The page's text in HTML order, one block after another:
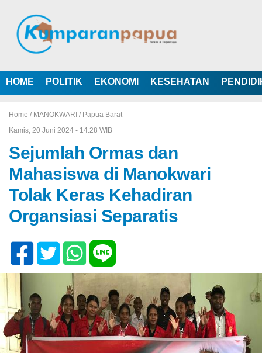
HOME POLITIK EKONOMI KESEHATAN
Home / MANOKWARI / Papua Barat
Kamis, 20 Juni 2024 - 14:28 WIB
Sejumlah Ormas dan
Mahasiswa di Manokwari
Tolak Keras Kehadiran
Organsiasi Separatis